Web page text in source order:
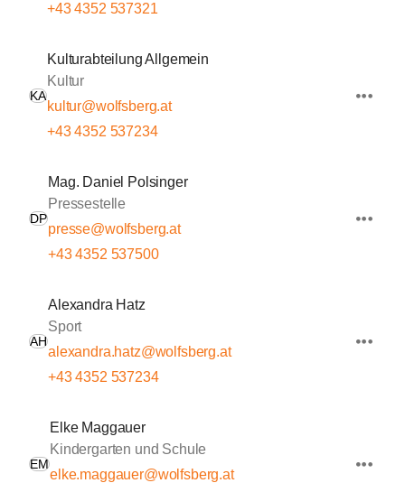
+43 4352 537321
KA
Kulturabteilung Allgemein
Kultur
kultur@wolfsberg.at
+43 4352 537234
DP
Mag. Daniel Polsinger
Pressestelle
presse@wolfsberg.at
+43 4352 537500
AH
Alexandra Hatz
Sport
alexandra.hatz@wolfsberg.at
+43 4352 537234
EM
Elke Maggauer
Kindergarten und Schule
elke.maggauer@wolfsberg.at